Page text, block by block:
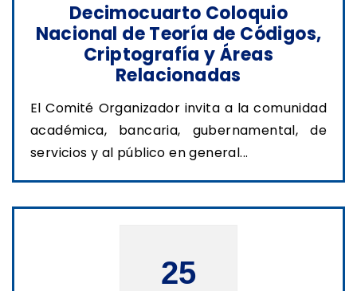
Decimocuarto Coloquio
Nacional de Teoría de Códigos,
Criptografía y Áreas
Relacionadas
El Comité Organizador invita a la comunidad
académica, bancaria, gubernamental, de
servicios y al público en general...
25